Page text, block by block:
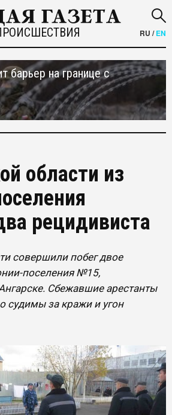
RU /EN
барьер на границе с
области из
рецидивиста
совершили побег двое
поселения №15,
Сбежавшие арестанты
судимы за кражи и угон